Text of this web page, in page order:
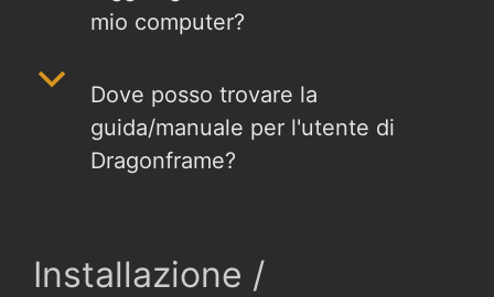
mio computer?
b
Dove posso trovare la
guida/manuale per l'utente di
Dragonframe?
Installazione /